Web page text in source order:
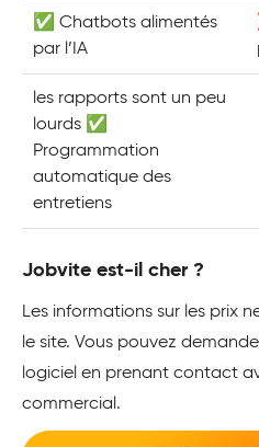
✅ Chatbots alimentés
par l’IA
les rapports sont un peu
lourds ✅
Programmation
automatique des
entretiens
Jobvite est-il cher ?
Les informations sur les prix
le site. Vous pouvez
logiciel en prenant contact
commercial.